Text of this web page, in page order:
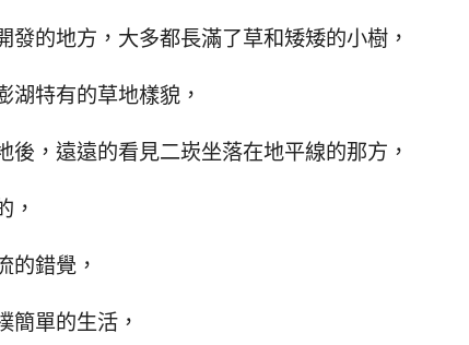
發的地方，大多都長滿了草和矮矮的小樹，
湖特有的草地樣貌，
後，遠遠的看見二崁坐落在地平線的那方，
，
的錯覺，
簡單的生活，